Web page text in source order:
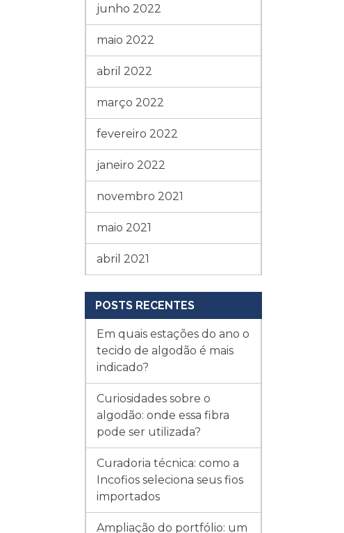
junho 2022
maio 2022
abril 2022
março 2022
fevereiro 2022
janeiro 2022
novembro 2021
maio 2021
abril 2021
POSTS RECENTES
Em quais estações do ano o
tecido de algodão é mais
indicado?
Curiosidades sobre o
algodão: onde essa fibra
pode ser utilizada?
Curadoria técnica: como a
Incofios seleciona seus fios
importados
Ampliação do portfólio: um